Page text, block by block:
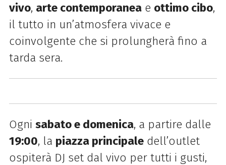
vivo, arte contemporaneae ottimo cibo,
il tutto in un’atmosfera vivace e
coinvolgente che si prolungherà fino a
tarda sera.
Ogni sabato e domenica, a partire dalle
19:00, la piazza principaledell’outlet
ospiterà DJ set dal vivo per tutti i gusti,